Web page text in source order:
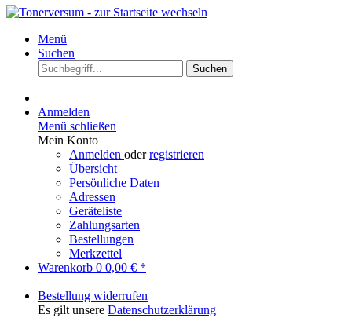
Menü
Suchen
Suchen
Anmelden
Menü schließen
Mein Konto
Anmelden oderregistrieren
Übersicht
Persönliche Daten
Adressen
Geräteliste
Zahlungsarten
Bestellungen
Merkzettel
Warenkorb 0 0,00 € *
Bestellung widerrufen
Es gilt unsere Datenschutzerklärung